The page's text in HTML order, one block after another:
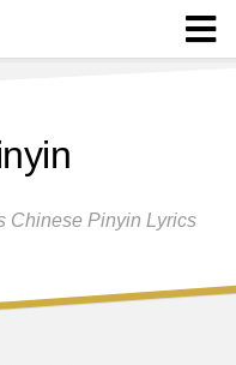
Chinese Pinyin Lyrics